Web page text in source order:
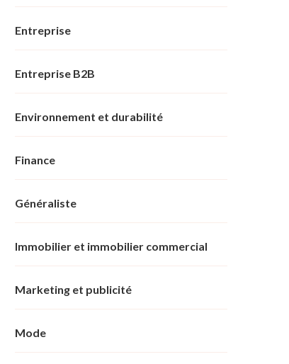
Entreprise
Entreprise B2B
Environnement et durabilité
Finance
Généraliste
Immobilier et immobilier commercial
Marketing et publicité
Mode